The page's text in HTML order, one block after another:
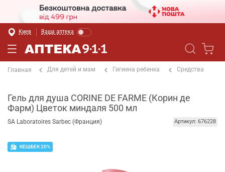
Киев Ваша аптека
Главная Для детей и мам Гигиена ребенка Средства
Гель для душа CORINE DE FARME (Корин де
Фарм) Цветок миндаля 500 мл
SA Laboratoires Sarbec (Франция) Артикул: 676228
КЕШБЕК 20%